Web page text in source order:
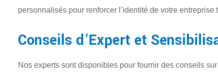
personnalisés pour renforcer l’identité de votre
Conseils d’Expert et
Nos experts sont disponibles pour fournir des conseils